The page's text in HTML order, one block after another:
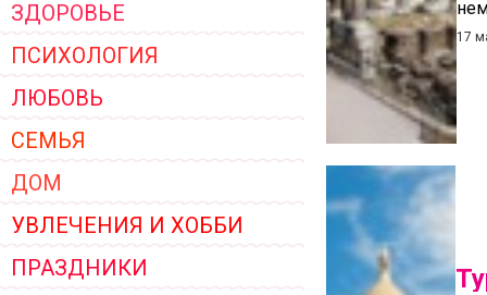
ЖЕНСКОЙ ОДЕЖДЫ 2026
ЗДОРОВЬЕ
ПСИХОЛОГИЯ
ЛЮБОВЬ
СЕМЬЯ
ДОМ
УВЛЕЧЕНИЯ И ХОББИ
ПРАЗДНИКИ
17